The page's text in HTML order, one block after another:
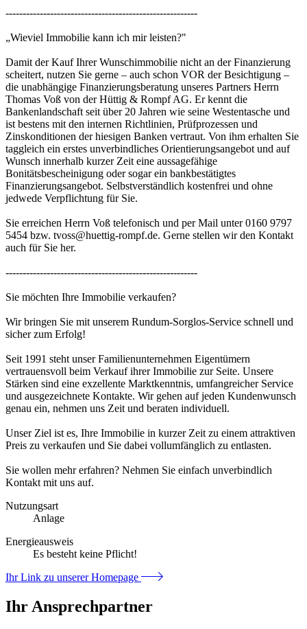
--------------------------------------------------------
„Wieviel Immobilie kann ich mir leisten?"
Damit der Kauf Ihrer Wunschimmobilie nicht an der Finanzierung
scheitert, nutzen Sie gerne – auch schon VOR der Besichtigung –
die unabhängige Finanzierungsberatung unseres Partners Herrn
Thomas Voß von der Hüttig & Rompf AG. Er kennt die
Bankenlandschaft seit über 20 Jahren wie seine Westentasche und
ist bestens mit den internen Richtlinien, Prüfprozessen und
Zinskonditionen der hiesigen Banken vertraut. Von ihm erhalten Sie
taggleich ein erstes unverbindliches Orientierungsangebot und auf
Wunsch innerhalb kurzer Zeit eine aussagefähige
Bonitätsbescheinigung oder sogar ein bankbestätigtes
Finanzierungsangebot. Selbstverständlich kostenfrei und ohne
jedwede Verpflichtung für Sie.
Sie erreichen Herrn Voß telefonisch und per Mail unter 0160 9797
5454 bzw. tvoss@huettig-rompf.de. Gerne stellen wir den Kontakt
auch für Sie her.
--------------------------------------------------------
Sie möchten Ihre Immobilie verkaufen?
Wir bringen Sie mit unserem Rundum-Sorglos-Service schnell und
sicher zum Erfolg!
Seit 1991 steht unser Familienunternehmen Eigentümern
vertrauensvoll beim Verkauf ihrer Immobilie zur Seite. Unsere
Stärken sind eine exzellente Marktkenntnis, umfangreicher Service
und ausgezeichnete Kontakte. Wir gehen auf jeden Kundenwunsch
genau ein, nehmen uns Zeit und beraten individuell.
Unser Ziel ist es, Ihre Immobilie in kurzer Zeit zu einem attraktiven
Preis zu verkaufen und Sie dabei vollumfänglich zu entlasten.
Sie wollen mehr erfahren? Nehmen Sie einfach unverbindlich
Kontakt mit uns auf.
Nutzungsart
Anlage
Energieausweis
Es besteht keine Pflicht!
Ihr Link zu unserer Homepage
Ihr Ansprechpartner